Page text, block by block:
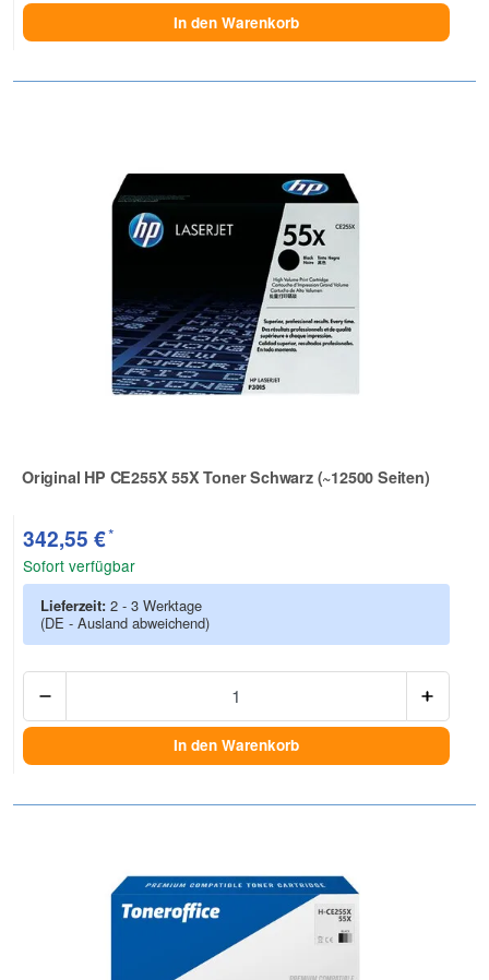
In den Warenkorb
Original HP CE255X 55X Toner Schwarz (~12500 Seiten)
Zur Artikelbewertung
342,55 €*
Sofort verfügbar
Lieferzeit: 2 - 3 Werktage
(DE - Ausland abweichend)
In den Warenkorb